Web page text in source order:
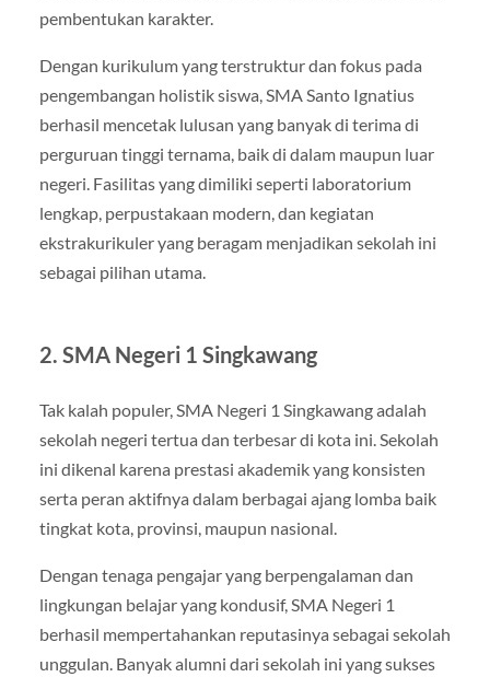
pembentukan karakter.
Dengan kurikulum yang terstruktur dan fokus pada
pengembangan holistik siswa, SMA Santo Ignatius
berhasil mencetak lulusan yang banyak di terima di
perguruan tinggi ternama, baik di dalam maupun luar
negeri. Fasilitas yang dimiliki seperti laboratorium
lengkap, perpustakaan modern, dan kegiatan
ekstrakurikuler yang beragam menjadikan sekolah ini
sebagai pilihan utama.
2. SMA Negeri 1 Singkawang
Tak kalah populer, SMA Negeri 1 Singkawang adalah
sekolah negeri tertua dan terbesar di kota ini. Sekolah
ini dikenal karena prestasi akademik yang konsisten
serta peran aktifnya dalam berbagai ajang lomba baik
tingkat kota, provinsi, maupun nasional.
Dengan tenaga pengajar yang berpengalaman dan
lingkungan belajar yang kondusif, SMA Negeri 1
berhasil mempertahankan reputasinya sebagai sekolah
unggulan. Banyak alumni dari sekolah ini yang sukses